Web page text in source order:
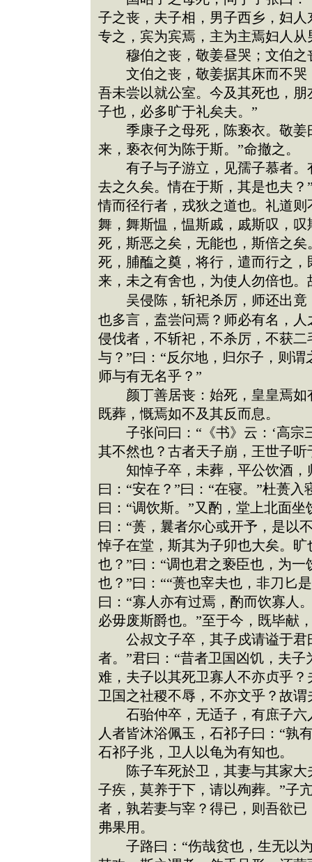
子之丧，夫子相，男子西乡，妇
专之，宾为宾焉，主为主焉妇人从
穆伯之丧，敬姜昼哭；文伯之
文伯之丧，敬姜据其床而不哭
吾未尝以就公室。今及其死也，
子也，必多旷于礼矣夫。”
季康子之母死，陈亵衣。敬姜
来，亵衣何为陈于斯。”命撤之。
有子与子游立，见孺子慕者。
去之久矣。情在于斯，其是也夫
情而径行者，戎狄之道也。礼道
舞，舞斯愠，愠斯戚，戚斯叹，
死，斯恶之矣，无能也，斯倍之
死，脯醢之奠，将行，遣而行之
来，未之有舍也，为使人勿倍也
吴侵陈，斩祀杀厉，师还出竟
也多言，盍尝问焉？师必有名，
侵伐者，不斩祀，不杀厉，不获
与？”曰：“反尔地，归尔子，则
师与有无名乎？”
颜丁善居丧：始死，皇皇焉如
既葬，慨焉如不及其反而息。
子张问曰：“《书》云：‘高宗
其不然也？古者天子崩，王世子听
知悼子卒，未葬，平公饮酒，
曰：“安在？”曰：“在寝。”杜蒉
曰：“调饮斯。”又酌，堂上北面
曰：“蒉，曩者尔心或开予，是以
悼子在堂，斯其为子卯也大矣。
也？”曰：“调也君之亵臣也，为
也？”曰：““蒉也宰夫也，非刀匕
曰：“寡人亦有过焉，酌而饮寡人
必毋废斯爵也。”至于今，既毕献
公叔文子卒，其子戍请谥于君
者。”君曰：“昔者卫国凶饥，夫
难，夫子以其死卫寡人不亦贞乎
卫国之社稷不辱，不亦文乎？故谓
石骀仲卒，无适子，有庶子六
人者皆沐浴佩玉，石祁子曰：“孰
石祁子兆，卫人以龟为有知也。
陈子车死於卫，其妻与其家大
子疾，莫养于下，请以殉葬。”子
者，孰若妻与宰？得已，则吾欲
弗果用。
子路曰：“伤哉贫也，生无以为